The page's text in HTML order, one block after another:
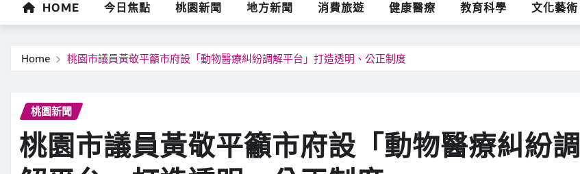
HOME 今日焦點 桃園新聞 地方新聞 消費旅遊 健康醫療 教育科學 文化藝術
Home 桃園市議員黃敬平籲市府設「動物醫療糾紛調解平台」打造透明、公正制度
桃園新聞
桃園市議員黃敬平籲市府設「動物醫療糾紛調